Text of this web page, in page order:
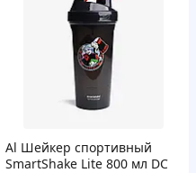
Al Шейкер спортивный
SmartShake Lite 800 мл DC